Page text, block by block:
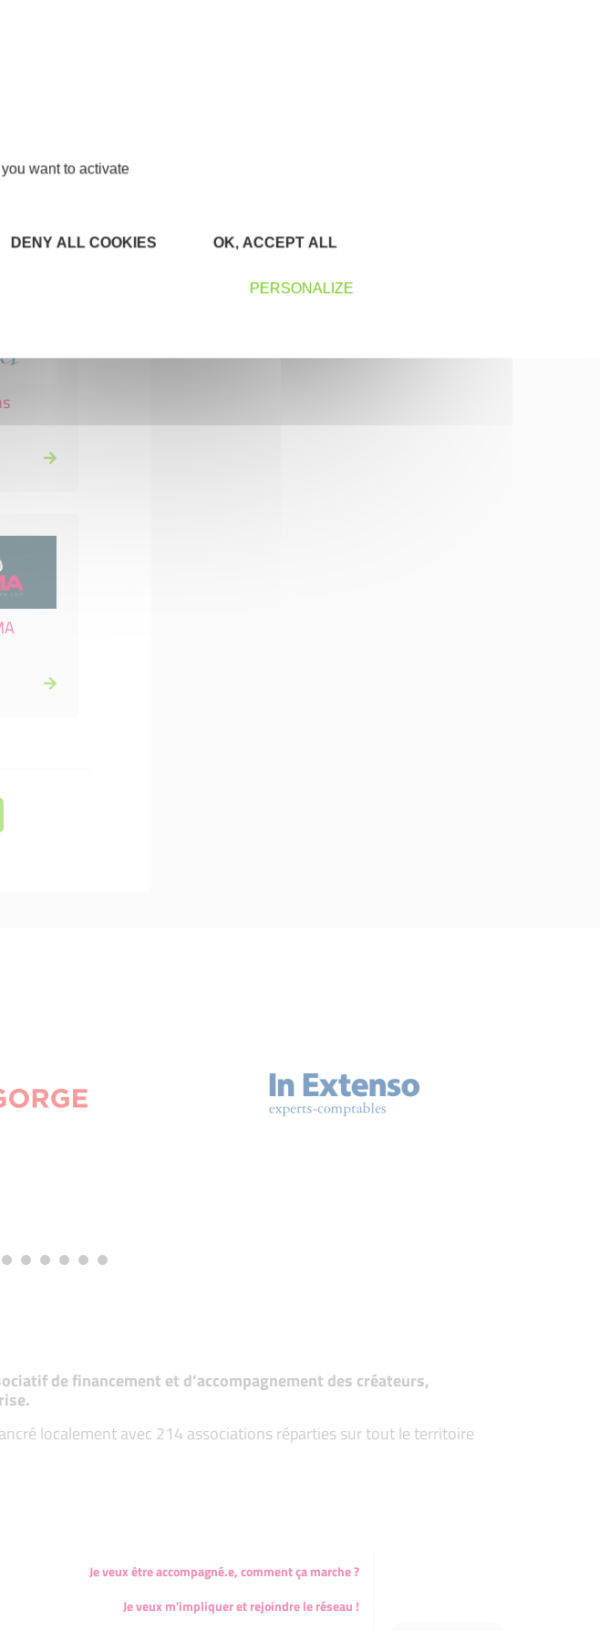
de financement et d’accompagnement des créateurs,
localement avec 214 associations réparties sur tout le territoire
Je veux être accompagné.e, comment ça marche ?
Je veux m'impliquer et rejoindre le réseau !
want to activate
OK, ACCEPT ALL
DENY ALL COOKIES
PERSONALIZE